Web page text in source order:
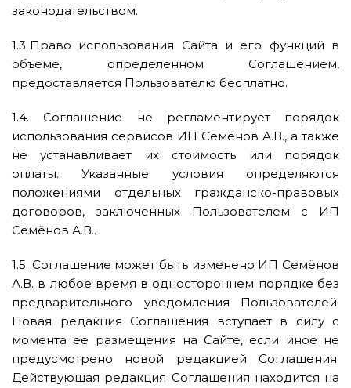
законодательством.
1.3. Право использования Сайта и его функций в
объеме, определенном Соглашением,
предоставляется Пользователю бесплатно.
1.4. Соглашение не регламентирует порядок
использования сервисов ИП Семёнов А.В., а также
не устанавливает их стоимость или порядок
оплаты. Указанные условия определяются
положениями отдельных гражданско-правовых
договоров, заключенных Пользователем с ИП
Семёнов А.В..
1.5. Соглашение может быть изменено ИП Семёнов
А.В. в любое время в одностороннем порядке без
предварительного уведомления Пользователей.
Новая редакция Соглашения вступает в силу с
момента ее размещения на Сайте, если иное не
предусмотрено новой редакцией Соглашения.
Действующая редакция Соглашения находится на